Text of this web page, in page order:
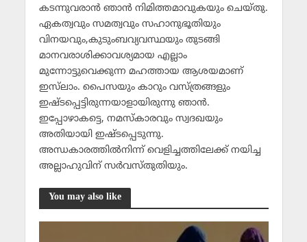
കടന്നുവരാന്‍ ഞാന്‍ നിമിത്തമാവുകയും ചെയ്തു.
ഏകത്വവും സമത്വവും സഹാനുഭൂതിയും
വിനയവും,കുടുംബവ്യവസ്ഥയും തുടങ്ങി
മാനവരാശിക്കാവശ്യമായ എല്ലാം
മുന്നോട്ടുവെക്കുന്ന മഹത്തായ ആശയമാണ്
ഇസ്‌ലാം. പൈസയും കാറും വസ്ത്രങ്ങളും
ഇഷ്ടപ്പെട്ടിരുന്നയാളായിരുന്നു ഞാന്‍.
ഇപ്പോഴാകട്ടെ, നമസ്‌കാരവും സ്വദഖയും
അതിയായി ഇഷ്ടപ്പെടുന്നു.
അന്ധകാരത്തില്‍നിന്ന് വെളിച്ചത്തിലേക്ക് നയിച്ച
അല്ലാഹുവിന് സര്‍വസ്തുതിയും.
You may also like